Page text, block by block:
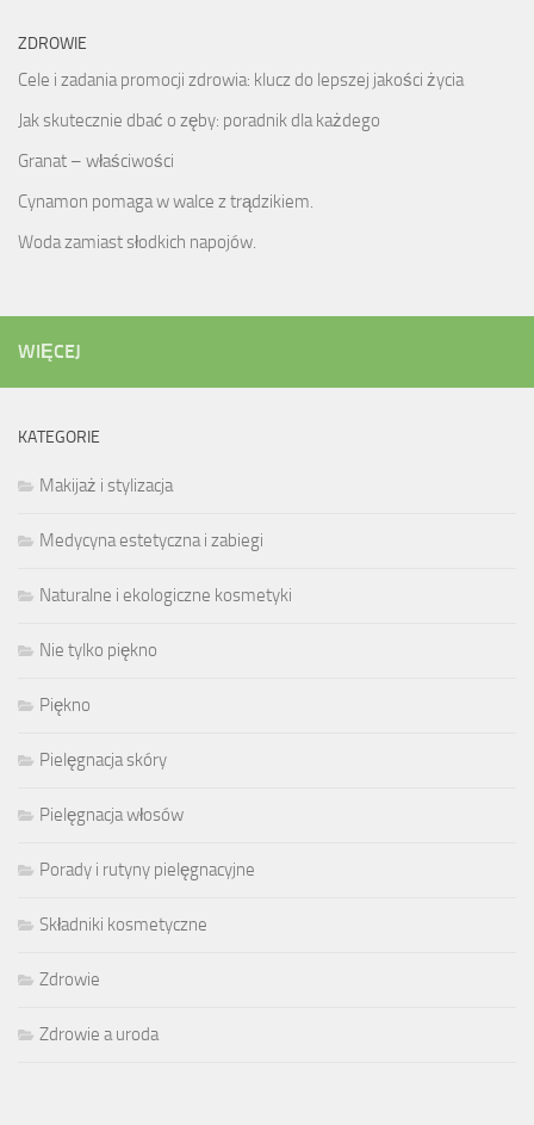
ZDROWIE
Cele i zadania promocji zdrowia: klucz do lepszej jakości życia
Jak skutecznie dbać o zęby: poradnik dla każdego
Granat – właściwości
Cynamon pomaga w walce z trądzikiem.
Woda zamiast słodkich napojów.
WIĘCEJ
KATEGORIE
Makijaż i stylizacja
Medycyna estetyczna i zabiegi
Naturalne i ekologiczne kosmetyki
Nie tylko piękno
Piękno
Pielęgnacja skóry
Pielęgnacja włosów
Porady i rutyny pielęgnacyjne
Składniki kosmetyczne
Zdrowie
Zdrowie a uroda